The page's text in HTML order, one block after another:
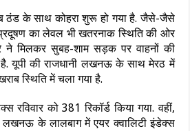
ठंड के साथ कोहरा शुरू हो गया है. जैसे-जैसे
का लेवल भी खतरनाक स्थिति की ओर
ने मिलकर सुबह-शाम सड़क पर वाहनों की
है. यूपी की राजधानी लखनऊ के साथ मेरठ में
स्थिति में चला गया है.
रविवार को 381 रिकॉर्ड किया गया. वहीं,
के लालबाग में एयर क्वालिटी इंडेक्स